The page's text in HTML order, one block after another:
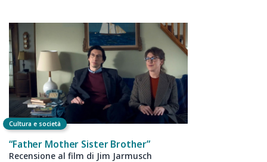
Cultura e società
“Father Mother Sister Brother”
Recensione al film di Jim Jarmusch